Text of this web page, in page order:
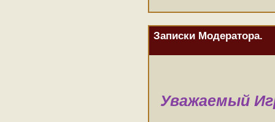
Записки Модератора.
Уважаемый